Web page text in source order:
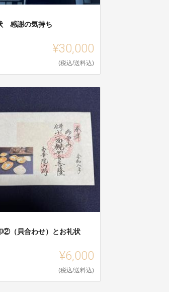
感謝の気持ち
¥30,000
(税込/送料込)
②（貝合わせ）とお礼状
¥6,000
(税込/送料込)